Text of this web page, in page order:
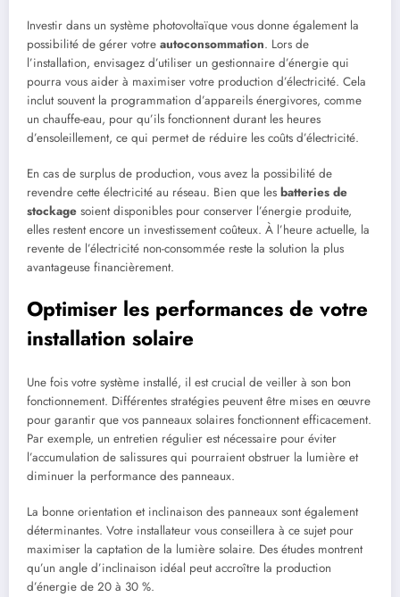
Investir dans un système photovoltaïque vous donne également la
possibilité de gérer votre autoconsommation. Lors de
l’installation, envisagez d’utiliser un gestionnaire d’énergie qui
pourra vous aider à maximiser votre production d’électricité. Cela
inclut souvent la programmation d’appareils énergivores, comme
un chauffe-eau, pour qu’ils fonctionnent durant les heures
d’ensoleillement, ce qui permet de réduire les coûts d’électricité.
En cas de surplus de production, vous avez la possibilité de
revendre cette électricité au réseau. Bien que les batteries de
stockage soient disponibles pour conserver l’énergie produite,
elles restent encore un investissement coûteux. À l’heure actuelle, la
revente de l’électricité non-consommée reste la solution la plus
avantageuse financièrement.
Optimiser les performances de votre
installation solaire
Une fois votre système installé, il est crucial de veiller à son bon
fonctionnement. Différentes stratégies peuvent être mises en œuvre
pour garantir que vos panneaux solaires fonctionnent efficacement.
Par exemple, un entretien régulier est nécessaire pour éviter
l’accumulation de salissures qui pourraient obstruer la lumière et
diminuer la performance des panneaux.
La bonne orientation et inclinaison des panneaux sont également
déterminantes. Votre installateur vous conseillera à ce sujet pour
maximiser la captation de la lumière solaire. Des études montrent
qu’un angle d’inclinaison idéal peut accroître la production
d’énergie de 20 à 30 %.